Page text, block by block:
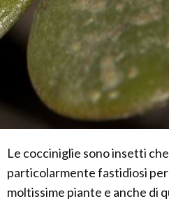
Le cocciniglie sono insetti
particolarmente fastidiosi
moltissime piante e anche di